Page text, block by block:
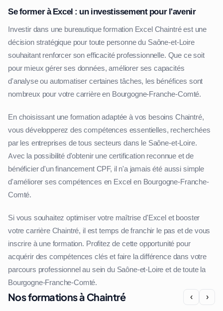
Se former à Excel : un investissement pour l'avenir
Investir dans une bureautique formation Excel Chaintré est une
décision stratégique pour toute personne du Saône-et-Loire
souhaitant renforcer son efficacité professionnelle. Que ce soit
pour mieux gérer ses données, améliorer ses capacités
d'analyse ou automatiser certaines tâches, les bénéfices sont
nombreux pour votre carrière en Bourgogne-Franche-Comté.
En choisissant une formation adaptée à vos besoins Chaintré,
vous développerez des compétences essentielles, recherchées
par les entreprises de tous secteurs dans le Saône-et-Loire.
Avec la possibilité d'obtenir une certification reconnue et de
bénéficier d'un financement CPF, il n'a jamais été aussi simple
d'améliorer ses compétences en Excel en Bourgogne-Franche-
Comté.
Si vous souhaitez optimiser votre maîtrise d'Excel et booster
votre carrière Chaintré, il est temps de franchir le pas et de vous
inscrire à une formation. Profitez de cette opportunité pour
acquérir des compétences clés et faire la différence dans votre
parcours professionnel au sein du Saône-et-Loire et de toute la
Bourgogne-Franche-Comté.
Nos formations à Chaintré ‹ ›